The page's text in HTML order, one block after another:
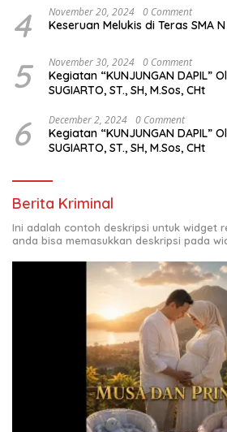
4 November 20, 2024 0 Comment
Keseruan Melukis di Teras SMA
5 November 30, 2024 0 Comment
Kegiatan “KUNJUNGAN DAPIL”
SUGIARTO, ST., SH, M.Sos, CHt
6 December 2, 2024 0 Comment
Kegiatan “KUNJUNGAN DAPIL”
SUGIARTO, ST., SH, M.Sos, CHt
Berita Kriminal
Ini adalah contoh deskripsi untuk widget
anda bisa memasukkan deskripsi pada